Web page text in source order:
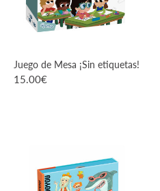
Juego de Mesa ¡Sin etiquetas!
15.00€